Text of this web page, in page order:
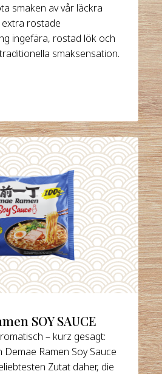
smaken av vår läckra
rostade
ingefära, rostad lök och
smaksensation.
SOY SAUCE
– kurz gesagt:
Ramen Soy Sauce
Zutat daher, die